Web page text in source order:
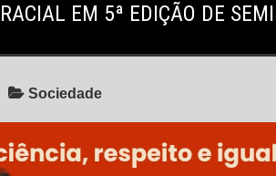
EM 5ª EDIÇÃO DE
Sociedade